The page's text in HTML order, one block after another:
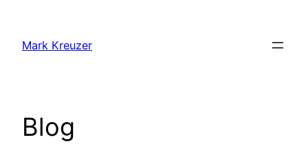
springen
Mark Kreuzer
Blog